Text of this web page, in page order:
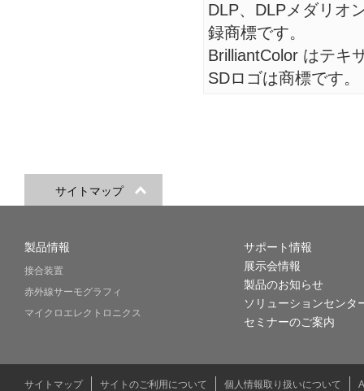
DLP、DLPメダリオ
録商標です。
BrilliantColor はテキ
SDロゴは商標です。
サイトマップ
製品情報
接合装置
赤外線サーモグラフィ
マイクロエレクトロニクス
サポート情報
展示会情報
製品のお知らせ
ソリューションセンタ
セミナーのご案内
サイトマップ サイトのご利用について 個人情報取り扱いについて